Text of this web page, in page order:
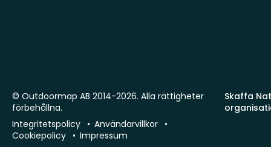
Skaffa
© Outdoormap AB 2014-2026. Alla rättigheter
förbehållna.
Integritetspolicy
Användarvillkor
Cookiepolicy
Impressum